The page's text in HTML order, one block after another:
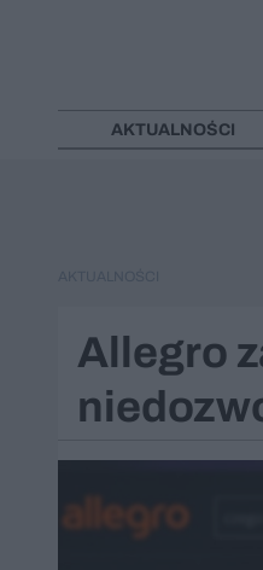
AKTUALNOŚCI
Allegro